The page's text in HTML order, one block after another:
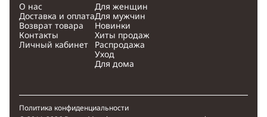
О нас
Доставка и оплата
Возврат товара
Контакты
Личный кабинет
Для женщин
Для мужчин
Новинки
Хиты продаж
Распродажа
Уход
Для дома
Политика конфиденциальности